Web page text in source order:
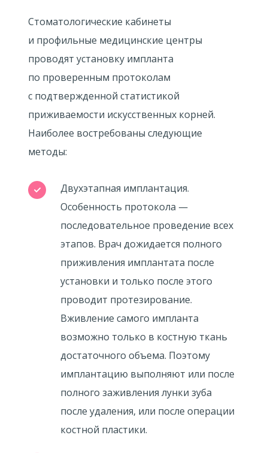
Стоматологические кабинеты
и профильные медицинские центры
проводят установку импланта
по проверенным протоколам
с подтвержденной статистикой
приживаемости искусственных корней.
Наиболее востребованы следующие
методы:
Двухэтапная имплантация.
Особенность протокола —
последовательное проведение всех
этапов. Врач дожидается полного
приживления имплантата после
установки и только после этого
проводит протезирование.
Вживление самого импланта
возможно только в костную ткань
достаточного объема. Поэтому
имплантацию выполняют или после
полного заживления лунки зуба
после удаления, или после операции
костной пластики.